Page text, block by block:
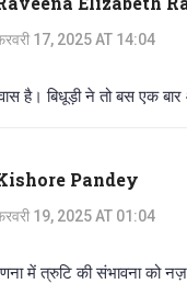
17, 2025 AT 14:04
है। बिधूड़ी ने तो बस एक
Pandey
19, 2025 AT 01:04
में त्रुटि की संभावना को